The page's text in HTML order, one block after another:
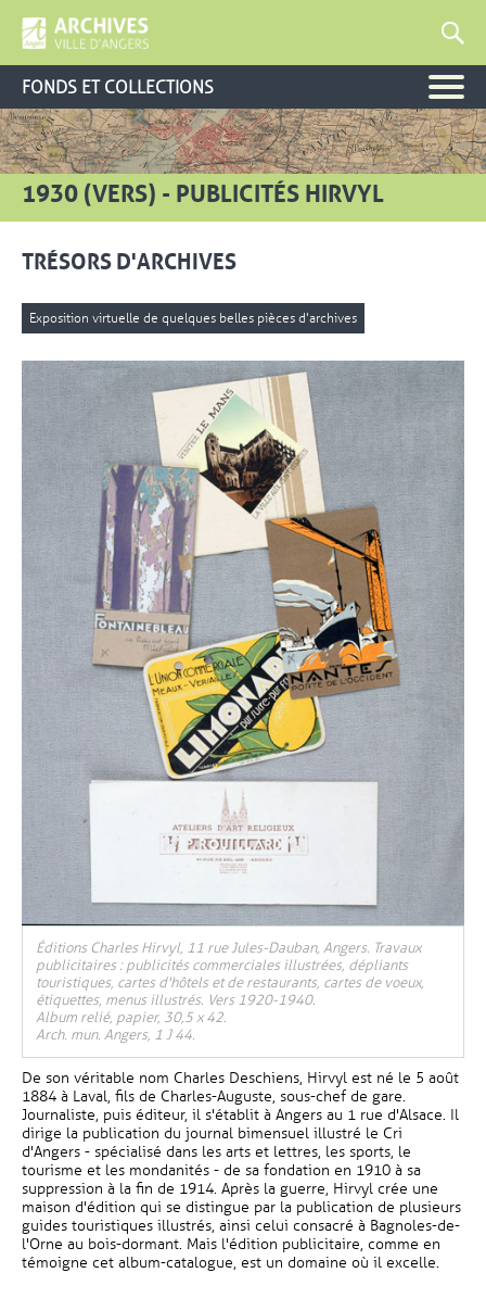
FONDS ET COLLECTIONS
1930 (VERS) - PUBLICITÉS HIRVYL
TRÉSORS D'ARCHIVES
Exposition virtuelle de quelques belles pièces d'archives
Éditions Charles Hirvyl, 11 rue Jules-Dauban, Angers. Travaux
publicitaires : publicités commerciales illustrées, dépliants
touristiques, cartes d'hôtels et de restaurants, cartes de voeux,
étiquettes, menus illustrés. Vers 1920-1940.
Album relié, papier, 30,5 x 42.
Arch. mun. Angers, 1 J 44.
De son véritable nom Charles Deschiens, Hirvyl est né le 5 août
1884 à Laval, fils de Charles-Auguste, sous-chef de gare.
Journaliste, puis éditeur, il s'établit à Angers au 1 rue d'Alsace. Il
dirige la publication du journal bimensuel illustré le Cri
d'Angers - spécialisé dans les arts et lettres, les sports, le
tourisme et les mondanités - de sa fondation en 1910 à sa
suppression à la fin de 1914. Après la guerre, Hirvyl crée une
maison d'édition qui se distingue par la publication de plusieurs
guides touristiques illustrés, ainsi celui consacré à Bagnoles-de-
l'Orne au bois-dormant. Mais l'édition publicitaire, comme en
témoigne cet album-catalogue, est un domaine où il excelle.